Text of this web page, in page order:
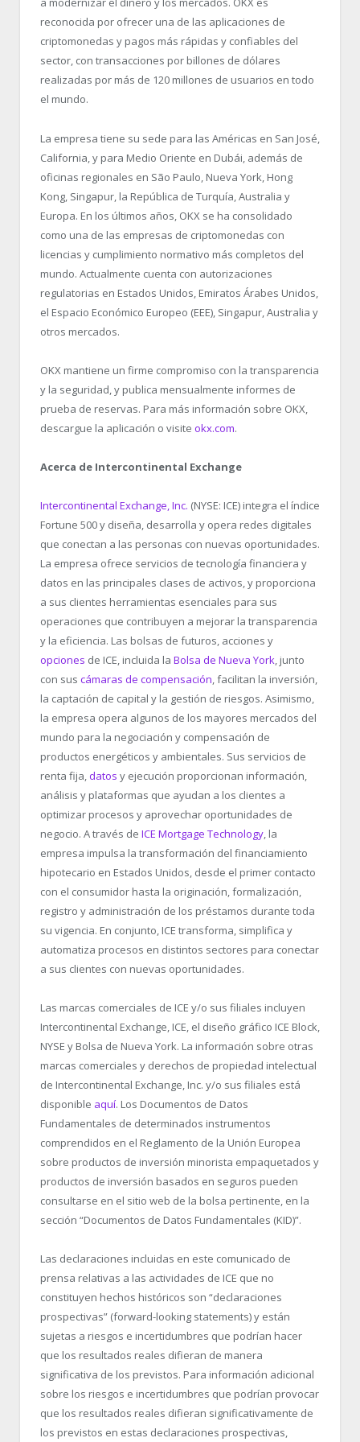
reconocida por ofrecer una de las aplicaciones de
criptomonedas y pagos más rápidas y confiables del
sector, con transacciones por billones de dólares
realizadas por más de 120 millones de usuarios en todo
el mundo.
La empresa tiene su sede para las Américas en San José,
California, y para Medio Oriente en Dubái, además de
oficinas regionales en São Paulo, Nueva York, Hong
Kong, Singapur, la República de Turquía, Australia y
Europa. En los últimos años, OKX se ha consolidado
como una de las empresas de criptomonedas con
licencias y cumplimiento normativo más completos del
mundo. Actualmente cuenta con autorizaciones
regulatorias en Estados Unidos, Emiratos Árabes Unidos,
el Espacio Económico Europeo (EEE), Singapur, Australia y
otros mercados.
OKX mantiene un firme compromiso con la transparencia
y la seguridad, y publica mensualmente informes de
prueba de reservas. Para más información sobre OKX,
descargue la aplicación o visite okx.com.
Acerca de Intercontinental Exchange
Intercontinental Exchange, Inc. (NYSE: ICE) integra el índice
Fortune 500 y diseña, desarrolla y opera redes digitales
que conectan a las personas con nuevas oportunidades.
La empresa ofrece servicios de tecnología financiera y
datos en las principales clases de activos, y proporciona
a sus clientes herramientas esenciales para sus
operaciones que contribuyen a mejorar la transparencia
y la eficiencia. Las bolsas de futuros, acciones y
opciones de ICE, incluida la Bolsa de Nueva York, junto
con sus cámaras de compensación, facilitan la inversión,
la captación de capital y la gestión de riesgos. Asimismo,
la empresa opera algunos de los mayores mercados del
mundo para la negociación y compensación de
productos energéticos y ambientales. Sus servicios de
renta fija,datos y ejecución proporcionan información,
análisis y plataformas que ayudan a los clientes a
optimizar procesos y aprovechar oportunidades de
negocio. A través de ICE Mortgage Technology, la
empresa impulsa la transformación del financiamiento
hipotecario en Estados Unidos, desde el primer contacto
con el consumidor hasta la originación, formalización,
registro y administración de los préstamos durante toda
su vigencia. En conjunto, ICE transforma, simplifica y
automatiza procesos en distintos sectores para conectar
a sus clientes con nuevas oportunidades.
Las marcas comerciales de ICE y/o sus filiales incluyen
Intercontinental Exchange, ICE, el diseño gráfico ICE Block,
NYSE y Bolsa de Nueva York. La información sobre otras
marcas comerciales y derechos de propiedad intelectual
de Intercontinental Exchange, Inc. y/o sus filiales está
disponible aquí. Los Documentos de Datos
Fundamentales de determinados instrumentos
comprendidos en el Reglamento de la Unión Europea
sobre productos de inversión minorista empaquetados y
productos de inversión basados en seguros pueden
consultarse en el sitio web de la bolsa pertinente, en la
sección “Documentos de Datos Fundamentales (KID)”.
Las declaraciones incluidas en este comunicado de
prensa relativas a las actividades de ICE que no
constituyen hechos históricos son “declaraciones
prospectivas” (forward-looking statements) y están
sujetas a riesgos e incertidumbres que podrían hacer
que los resultados reales difieran de manera
significativa de los previstos. Para información adicional
sobre los riesgos e incertidumbres que podrían provocar
que los resultados reales difieran significativamente de
los previstos en estas declaraciones prospectivas,